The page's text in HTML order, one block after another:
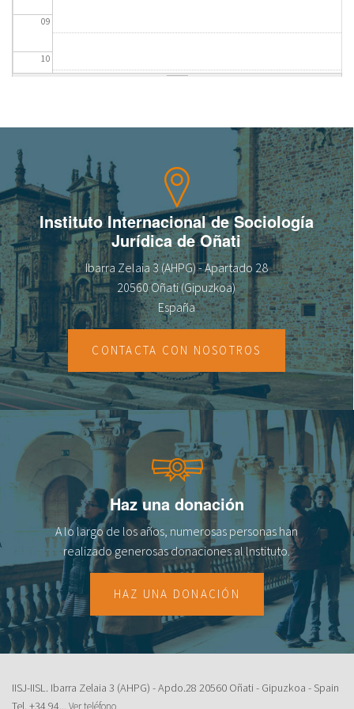
09
10
16
18
19
20
23
Instituto Internacional de Sociología
Jurídica de Oñati
Ibarra Zelaia 3 (AHPG) - Apartado 28
20560 Oñati (Gipuzkoa)
España
CONTACTA CON NOSOTROS
Haz una donación
A lo largo de los años, numerosas personas han
realizado generosas donaciones al lnstituto.
HAZ UNA DONACIÓN
IISJ-IISL. Ibarra Zelaia 3 (AHPG) - Apdo.28 20560 Oñati - Gipuzkoa - Spain
Tel. +34 94... Ver teléfono